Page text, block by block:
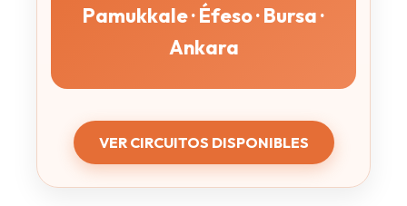
Pamukkale · Éfeso · Bursa ·
Ankara
VER CIRCUITOS DISPONIBLES